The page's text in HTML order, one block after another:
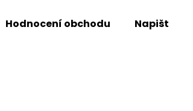
Hodnocení obchodu Napište